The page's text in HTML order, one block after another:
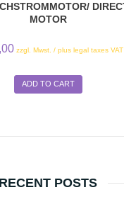
MOTOR
zzgl. Mwst. / plus legal taxes VAT
ADD TO CART
RECENT POSTS